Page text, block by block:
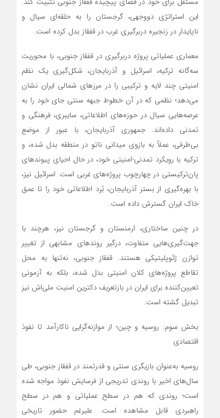
این استراتژی دووجهی، گرجستان را به حلقه‌ای سیال و
ناپایدار در زنجیره دربرگیری غرب در قفقاز بدل کرده است.
معماری عملیاتی پروژه دربرگیری در قفقاز جنوبی، با محوریت
سه‌گانه ترکیه، اسرائیل و آذربایجان، شکل‌گیری یک نظم
امنیتی چند لایه و ترکیبی را در مرزهای شمالی ایران نشان
می‌دهد؛ نظمی که در آن خطوط جبهه سنتی جای خود را به
عرصه‌هایی سیال در حوزه‌های اطلاعاتی، سایبری، فرهنگی و
تمدنی داده‌اند. جمهوری آذربایجان، با عبور از موضع
بی‌طرفی، عملاً به بازوی میدانی ناتو در منطقه بدل شده، و
ترکیه با رویکرد تمدنی-امنیتی خود، در حال احیای پیوندهای
پان‌ترکیستی در چهارچوب پروژه‌های غربی است. اسرائیل نیز،
با بهره‌گیری از بستر آذربایجان، بُرد اطلاعاتی خود را تا عمق
خاک ایران گسترش داده است.
در چنین ساختاری، ارمنستان و گرجستان نیز، هرچند با
جهت‌گیری‌هایی متفاوت، درگیر روندهای مشابهی از تغییر
توازن ژئوپلیتیکی هستند. قفقاز جنوبی، نه‌تنها به محل
تقاطع پروژه‌های کلان امنیتی بدل شده، بلکه به آزمونی
تعیین‌کننده برای ایران در بازتعریف دکترین امنیت ملی‌اش نیز
تبدیل گشته است.
بخش سوم: روسیه و چین؛ از موازنه‌گرایی ناکارآمد تا نفوذ
اقتصادی
روسیه به‌عنوان بازیگری سنتی و قدرتمند در قفقاز جنوبی، طی
سال‌های اخیر با روندی تدریجی از فرسایش نفوذ مواجه شده
است؛ روندی که هم در سطح عملیاتی و هم در سطح
راهبردی قابل مشاهده است. علیرغم حضور تاریخی